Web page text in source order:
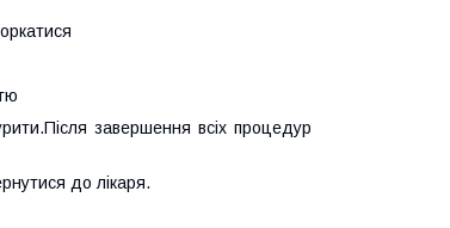
Після завершення всіх процедур
до лікаря.